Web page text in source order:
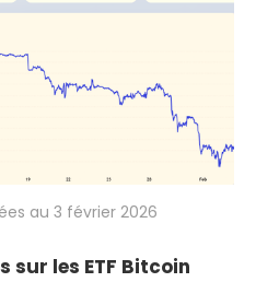
au 3 février 2026
sur les ETF Bitcoin